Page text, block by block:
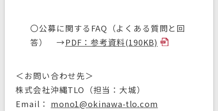
〇公募に関するFAQ（よくある質問と回
答） →PDF：参考資料(190KB)
＜お問い合わせ先＞
株式会社沖縄TLO（担当：大城）
Email： mono1@okinawa-tlo.com